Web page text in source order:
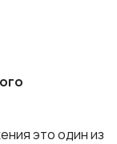
это один из